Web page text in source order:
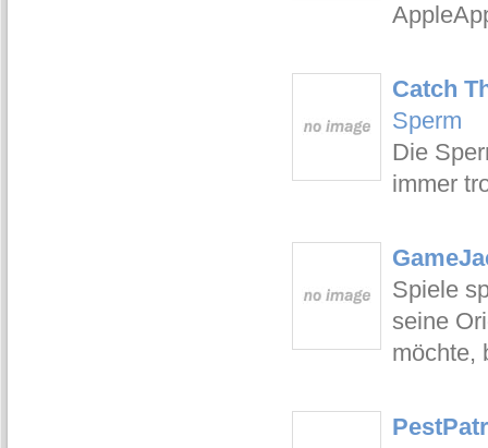
Catch
Sperm
Die
immer
Spiele
seine
möchte,